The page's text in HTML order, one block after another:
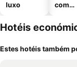
luxo
com
Hotéis
Estes hotéis também